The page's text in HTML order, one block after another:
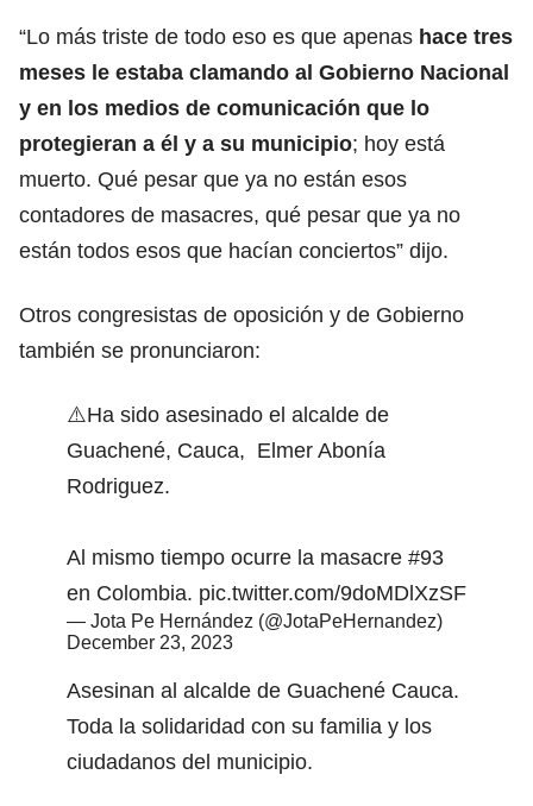
“Lo más triste de todo eso es que apenas hace tres
meses le estaba clamando al Gobierno Nacional
y en los medios de comunicación que lo
protegieran a él y a su municipio; hoy está
muerto. Qué pesar que ya no están esos
contadores de masacres, qué pesar que ya no
están todos esos que hacían conciertos” dijo.
Otros congresistas de oposición y de Gobierno
también se pronunciaron:
⚠️Ha sido asesinado el alcalde de
Guachené, Cauca, Elmer Abonía
Rodriguez.
Al mismo tiempo ocurre la masacre #93
en Colombia. pic.twitter.com/9doMDlXzSF
— Jota Pe Hernández (@JotaPeHernandez)
December 23, 2023
Asesinan al alcalde de Guachené Cauca.
Toda la solidaridad con su familia y los
ciudadanos del municipio.